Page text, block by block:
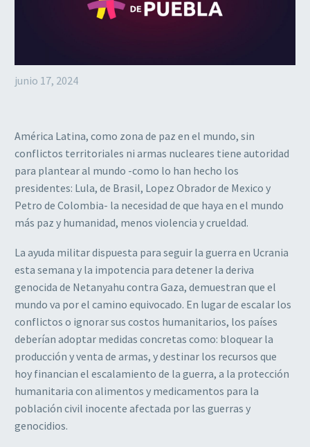
junio 17, 2024
América Latina, como zona de paz en el mundo, sin
conflictos territoriales ni armas nucleares tiene autoridad
para plantear al mundo -como lo han hecho los
presidentes: Lula, de Brasil, Lopez Obrador de Mexico y
Petro de Colombia- la necesidad de que haya en el mundo
más paz y humanidad, menos violencia y crueldad.
La ayuda militar dispuesta para seguir la guerra en Ucrania
esta semana y la impotencia para detener la deriva
genocida de Netanyahu contra Gaza, demuestran que el
mundo va por el camino equivocado. En lugar de escalar los
conflictos o ignorar sus costos humanitarios, los países
deberían adoptar medidas concretas como: bloquear la
producción y venta de armas, y destinar los recursos que
hoy financian el escalamiento de la guerra, a la protección
humanitaria con alimentos y medicamentos para la
población civil inocente afectada por las guerras y
genocidios.